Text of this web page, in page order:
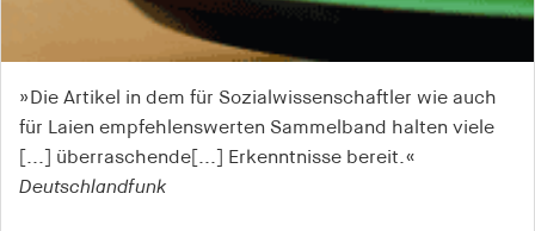
»Die Artikel in dem für Sozialwissenschaftler wie auch
für Laien empfehlenswerten Sammelband halten viele
[...] überraschende[...] Erkenntnisse bereit.«
Deutschlandfunk